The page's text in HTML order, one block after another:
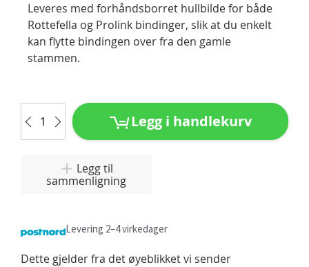
Leveres med forhåndsborret hullbilde for både
Rottefella og Prolink bindinger, slik at du enkelt
kan flytte bindingen over fra den gamle
stammen.
Legg i handlekurv
Legg til
sammenligning
Levering 2–4 virkedager
Dette gjelder fra det øyeblikket vi sender